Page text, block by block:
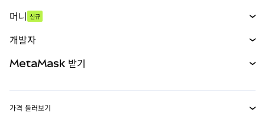
무기한 선물
실물자산
머니 신규
개발자
MetaMask 받기
가격 둘러보기